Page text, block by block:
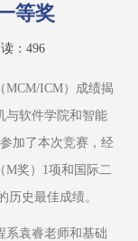
等奖
： 496
MCM/ICM）成绩揭
与软件学院和智能
加了本次竞赛，经
M奖）1项和国际二
历史最佳成绩。
系袁睿老师和基础